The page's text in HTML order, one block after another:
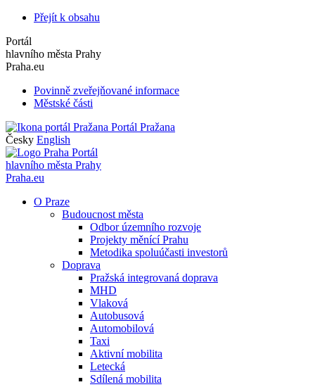
Přejít k obsahu
Portál
hlavního města Prahy
Praha.eu
Povinně zveřejňované informace
Městské části
Portál Pražana
Česky English
Portál
hlavního města Prahy
Praha.eu
O Praze
Budoucnost města
Odbor územního rozvoje
Projekty měnící Prahu
Metodika spoluúčasti investorů
Doprava
Pražská integrovaná doprava
MHD
Vlaková
Autobusová
Automobilová
Taxi
Aktivní mobilita
Letecká
Sdílená mobilita